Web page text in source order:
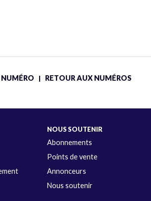
NUMÉRO | RETOUR AUX NUMÉROS
NOUS SOUTENIR
Abonnements
Points de vente
Annonceurs
Nous soutenir